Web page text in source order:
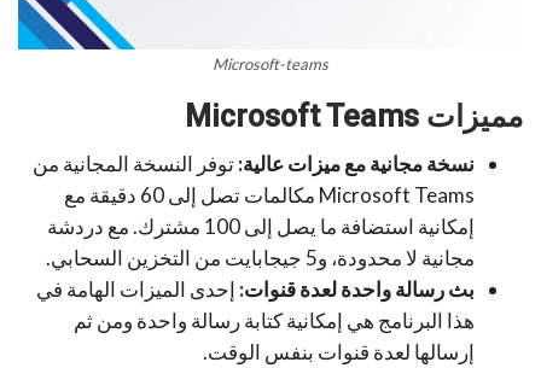
Microsoft-teams
مميزات Microsoft Teams
نسخة مجانية مع ميزات عالية:توفر النسخة المجانية من
Microsoft Teams مكالمات تصل إلى 60 دقيقة مع
إمكانية استضافة ما يصل إلى 100 مشترك. مع دردشة
مجانية لا محدودة، و5 جيجابايت من التخزين السحابي.
بث رسالة واحدة لعدة قنوات: إحدى الميزات الهامة في
هذا البرنامج هي إمكانية كتابة رسالة واحدة ومن ثم
إرسالها لعدة قنوات بنفس الوقت.